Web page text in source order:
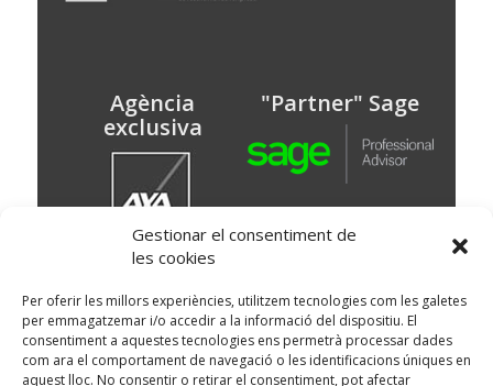
Gestionar el consentiment de
les cookies
Per oferir les millors experiències, utilitzem tecnologies com les galetes
per emmagatzemar i/o accedir a la informació del dispositiu. El
consentiment a aquestes tecnologies ens permetrà processar dades
com ara el comportament de navegació o les identificacions úniques en
aquest lloc. No consentir o retirar el consentiment, pot afectar
Agència
exclusiva
"Partner" Sage
© Puig Assessors
Av. Doctor Francesc Massana 15 baixos,
Martorell, Barcelona93 773 67 00
Delegació: Avinguda Montserrat, 20 local 1 -